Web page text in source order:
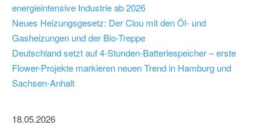
energieintensive Industrie ab 2026
Neues Heizungsgesetz: Der Clou mit den Öl- und
Gasheizungen und der Bio-Treppe
Deutschland setzt auf 4-Stunden-Batteriespeicher – erste
Flower-Projekte markieren neuen Trend in Hamburg und
Sachsen-Anhalt
18.05.2026